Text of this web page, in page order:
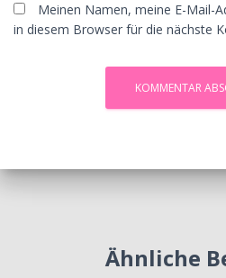
Meinen Namen, meine E-Mail-
in diesem Browser für die nächste
Ähnliche